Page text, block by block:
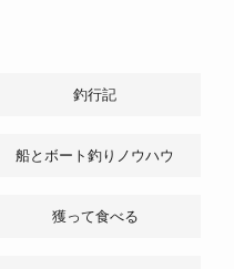
釣行記
船とボート釣りノウハウ
獲って食べる